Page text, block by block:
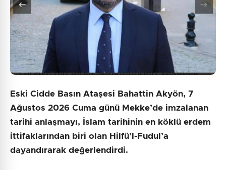
Eski Cidde Basın Ataşesi Bahattin Akyön, 7
Ağustos 2026 Cuma günü Mekke’de imzalanan
tarihi anlaşmayı, İslam tarihinin en köklü erdem
ittifaklarından biri olan Hilfü’l-Fudul’a
dayandırarak değerlendirdi.